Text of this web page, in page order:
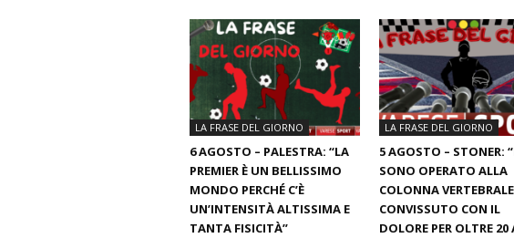
LA FRASE DEL GIORNO
6 AGOSTO – PALESTRA: “LA
PREMIER È UN BELLISSIMO
MONDO PERCHÉ C’È
UN’INTENSITÀ ALTISSIMA E
TANTA FISICITÀ”
LA FRASE DEL GIORNO
5 AGOSTO – STONER:
SONO OPERATO ALLA
COLONNA
CONVISSUTO CON IL
DOLORE PER OLTRE 20